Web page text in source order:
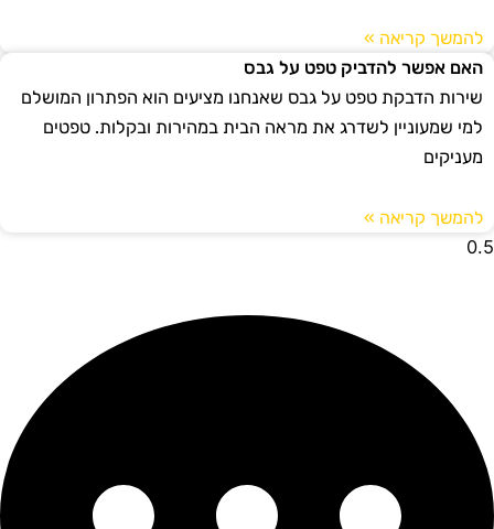
להמשך קריאה »
האם אפשר להדביק טפט על גבס
שירות הדבקת טפט על גבס שאנחנו מציעים הוא הפתרון המושלם
למי שמעוניין לשדרג את מראה הבית במהירות ובקלות. טפטים
מעניקים
להמשך קריאה »